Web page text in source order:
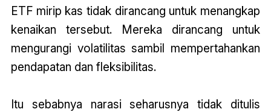
ETF mirip kas tidak dirancang untuk menangkap
kenaikan tersebut. Mereka dirancang untuk
mengurangi volatilitas sambil mempertahankan
pendapatan dan fleksibilitas.
Itu sebabnya narasi seharusnya tidak ditulis